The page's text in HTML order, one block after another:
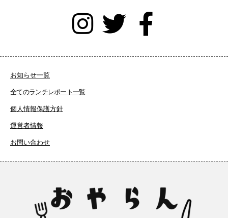
お知らせ一覧
全てのランチレポート一覧
個人情報保護方針
運営者情報
お問い合わせ